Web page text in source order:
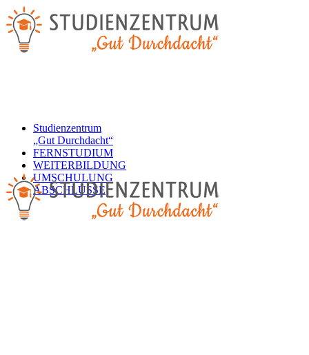
Studienzentrum
„Gut Durchdacht“
FERNSTUDIUM
WEITERBILDUNG
UMSCHULUNG
ABSCHLÜSSE